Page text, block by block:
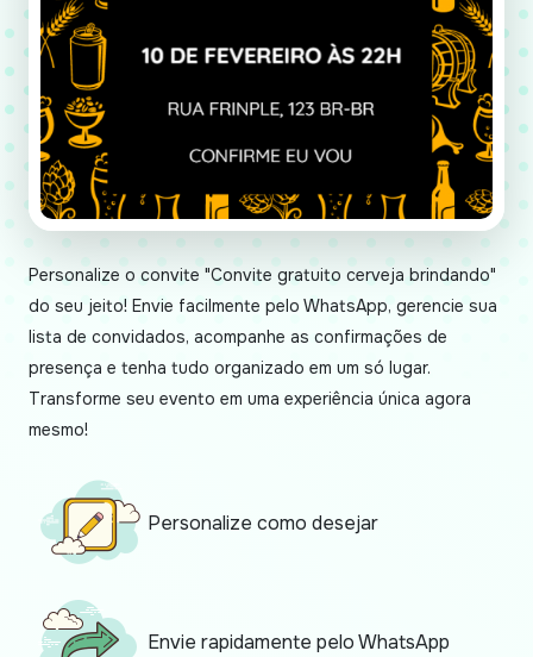
Personalize o convite "Convite gratuito cerveja brindando"
do seu jeito! Envie facilmente pelo WhatsApp, gerencie sua
lista de convidados, acompanhe as confirmações de
presença e tenha tudo organizado em um só lugar.
Transforme seu evento em uma experiência única agora
mesmo!
Personalize como desejar
Envie rapidamente pelo WhatsApp